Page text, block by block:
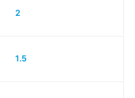
2
1.5